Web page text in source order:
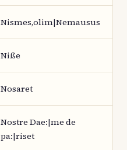
Nismes,olim|Nemausus
Niße
Nosaret
Nostre Dae:|me de
pa:|riset